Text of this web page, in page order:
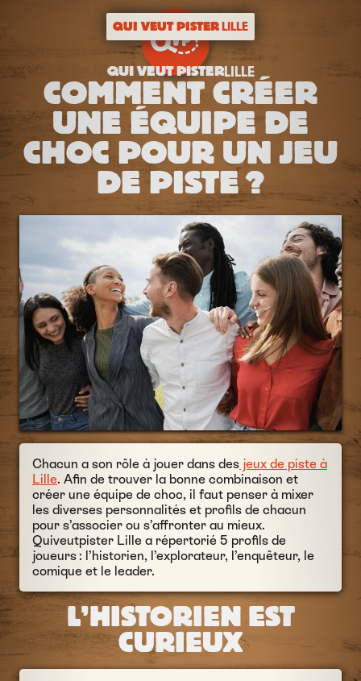
QUI VEUT PISTERLILLE
QUI VEUT PISTERLILLE
COMMENT CRÉER
UNE ÉQUIPE DE
CHOC POUR UN JEU
DE PISTE ?
Chacun a son rôle à jouer dans des jeux de piste à
Lille. Afin de trouver la bonne combinaison et
créer une équipe de choc, il faut penser à mixer
les diverses personnalités et profils de chacun
pour s’associer ou s’affronter au mieux.
Quiveutpister Lille a répertorié 5 profils de
joueurs : l’historien, l’explorateur, l’enquêteur, le
comique et le leader.
L’HISTORIEN EST
CURIEUX